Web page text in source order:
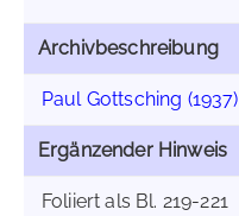
Archivbeschreibung
Paul Gottsching (1937)
Ergänzender Hinweis
Foliiert als Bl. 219-221